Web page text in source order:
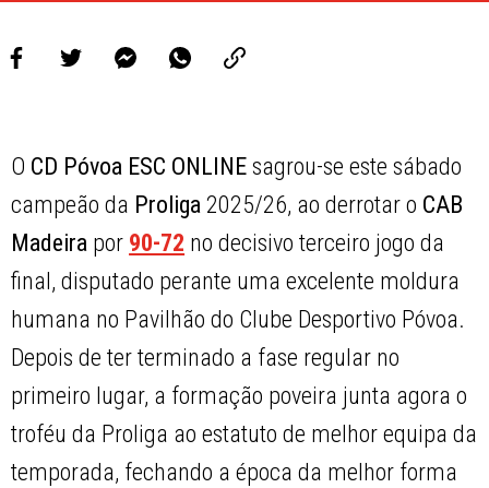
O CD Póvoa ESC ONLINE sagrou-se este sábado
campeão da Proliga 2025/26, ao derrotar o CAB
Madeira por 90-72 no decisivo terceiro jogo da
final, disputado perante uma excelente moldura
humana no Pavilhão do Clube Desportivo Póvoa.
Depois de ter terminado a fase regular no
primeiro lugar, a formação poveira junta agora o
troféu da Proliga ao estatuto de melhor equipa da
temporada, fechando a época da melhor forma